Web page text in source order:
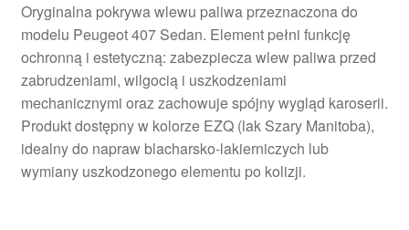
Oryginalna pokrywa wlewu paliwa przeznaczona do
modelu Peugeot 407 Sedan. Element pełni funkcję
ochronną i estetyczną: zabezpiecza wlew paliwa przed
zabrudzeniami, wilgocią i uszkodzeniami
mechanicznymi oraz zachowuje spójny wygląd karoserii.
Produkt dostępny w kolorze EZQ (lak Szary Manitoba),
idealny do napraw blacharsko-lakierniczych lub
wymiany uszkodzonego elementu po kolizji.